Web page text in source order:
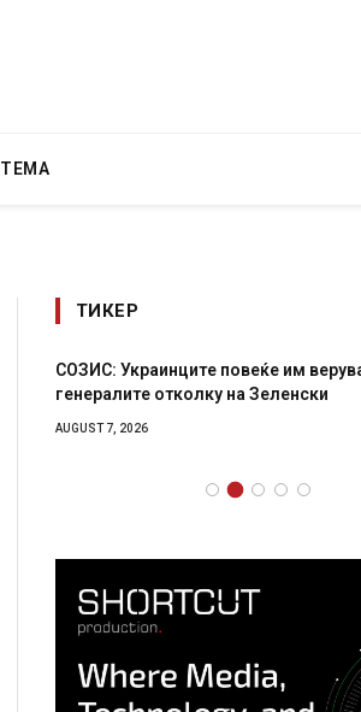
ТЕМА
ТИКЕР
СОЗИС: Украинците повеќе им
генералите отколку на Зеленски
AUGUST 7, 2026